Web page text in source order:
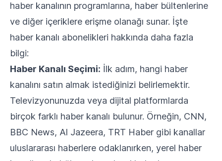
haber kanalının programlarına, haber bültenlerine
ve diğer içeriklere erişme olanağı sunar. İşte
haber kanalı abonelikleri hakkında daha fazla
bilgi:
Haber Kanalı Seçimi: İlk adım, hangi haber
kanalını satın almak istediğinizi belirlemektir.
Televizyonunuzda veya dijital platformlarda
birçok farklı haber kanalı bulunur. Örneğin, CNN,
BBC News, Al Jazeera, TRT Haber gibi kanallar
uluslararası haberlere odaklanırken, yerel haber